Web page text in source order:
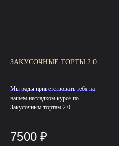
ЗАКУСОЧНЫЕ ТОРТЫ 2.0
Мы рады приветствовать тебя на
нашем несладком курсе по
Закусочным тортам 2.0.
7500 ₽